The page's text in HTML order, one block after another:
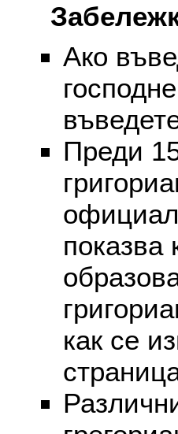
Ако
господне
Преди
показва
как се